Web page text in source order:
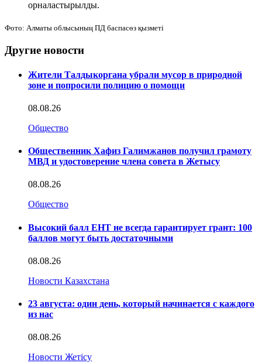
орналастырылды.
Фото: Алматы облысының ПД баспасөз қызметі
Другие новости
Жители Талдыкоргана убрали мусор в природной
зоне и попросили полицию о помощи
08.08.26
Общество
Общественник Хафиз Галимжанов получил грамоту
МВД и удостоверение члена совета в Жетысу
08.08.26
Общество
Высокий балл ЕНТ не всегда гарантирует грант: 100
баллов могут быть достаточными
08.08.26
Новости Казахстана
23 августа: один день, который начинается с каждого
из нас
08.08.26
Новости Жетісу